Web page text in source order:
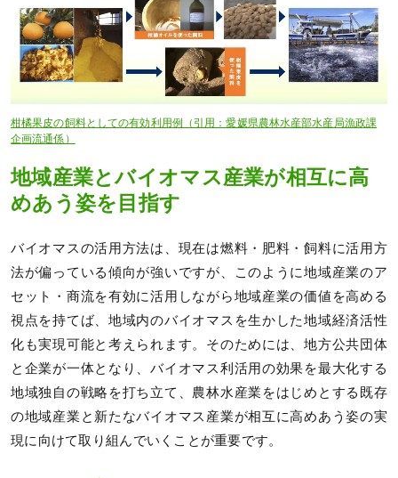
柑橘果皮の飼料としての有効利用例（引用：愛媛県農林水産部水産局漁政課
企画流通係）
地域産業とバイオマス産業が相互に高
めあう姿を目指す
バイオマスの活用方法は、現在は燃料・肥料・飼料に活用方
法が偏っている傾向が強いですが、このように地域産業のア
セット・商流を有効に活用しながら地域産業の価値を高める
視点を持てば、地域内のバイオマスを生かした地域経済活性
化も実現可能と考えられます。そのためには、地方公共団体
と企業が一体となり、バイオマス利活用の効果を最大化する
地域独自の戦略を打ち立て、農林水産業をはじめとする既存
の地域産業と新たなバイオマス産業が相互に高めあう姿の実
現に向けて取り組んでいくことが重要です。